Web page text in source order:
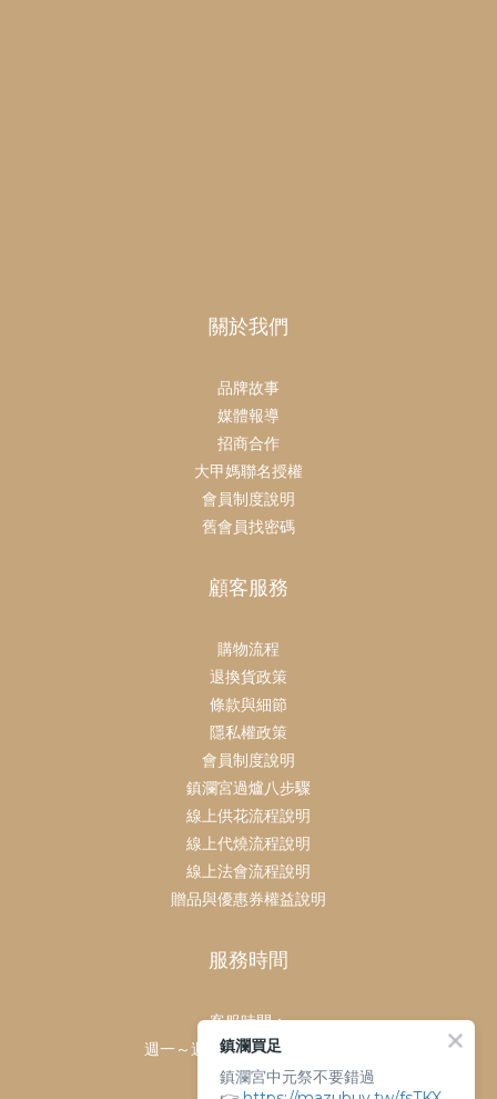
關於我們
品牌故事
媒體報導
招商合作
大甲媽聯名授權
會員制度說明
舊會員找密碼
顧客服務
購物流程
退換貨政策
條款與細節
隱私權政策
會員制度說明
鎮瀾宮過爐八步驟
線上供花流程說明
線上代燒流程說明
線上法會流程說明
贈品與優惠券權益說明
服務時間
客服時間：
週一～週日 上午9點～下午6點
客服電話：
鎮瀾買足
鎮瀾宮中元祭不要錯過